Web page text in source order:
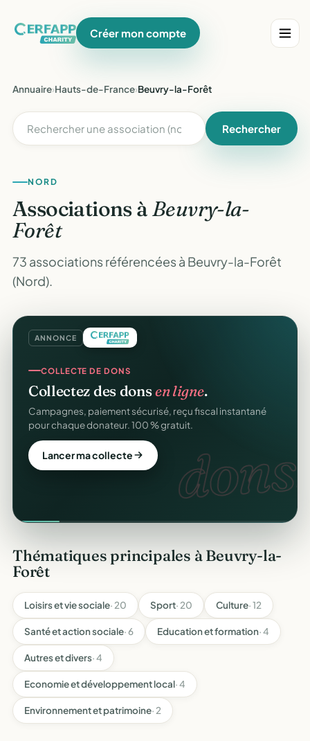
Créer mon compte
Annuaire›Hauts-de-France›Beuvry-la-Forêt
Rechercher
NORD
Associations àBeuvry-la-
Forêt
73 associations référencées à Beuvry-la-Forêt
(Nord).
ANNONCE
dons.
COLLECTE DE DONS
Collectez des donsen ligne.
Campagnes, paiement sécurisé, reçu fiscal instantané
pour chaque donateur. 100 % gratuit.
Lancer ma collecte
Thématiques principales à Beuvry-la-
Forêt
Loisirs et vie sociale· 20 Sport· 20 Culture· 12
Santé et action sociale· 6 Education et formation· 4
Autres et divers· 4
Economie et développement local· 4
Environnement et patrimoine· 2